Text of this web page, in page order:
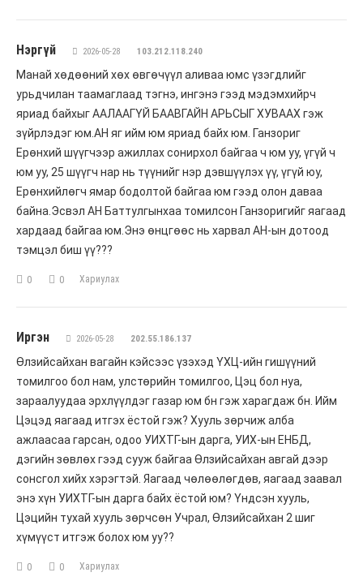
Нэргүй 2026-05-28 103.212.118.240
Манай хөдөөний хөх өвгөчүүл аливаа юмс үзэгдлийг
урьдчилан таамаглаад тэгнэ, ингэнэ гээд мэдэмхийрч
яриад байхыг ААЛААГҮЙ БААВГАЙН АРЬСЫГ ХУВААХ гэж
зүйрлэдэг юм.АН яг ийм юм яриад байх юм. Ганзориг
Ерөнхий шүүгчээр ажиллах сонирхол байгаа ч юм уу, үгүй ч
юм уу, 25 шүүгч нар нь түүнийг нэр дэвшүүлэх үү, үгүй юу,
Ерөнхийлөгч ямар бодолтой байгаа юм гээд олон даваа
байна.Эсвэл АН Баттулгынхаа томилсон Ганзоригийг яагаад
хардаад байгаа юм.Энэ өнцгөөс нь харвал АН-ын дотоод
тэмцэл биш үү???
0 0 Хариулах
Иргэн 2026-05-28 202.55.186.137
Өлзийсайхан вагайн кэйсээс үзэхэд ҮХЦ-ийн гишүүний
томилгоо бол нам, улстөрийн томилгоо, Цэц бол нуа,
зараалуудаа эрхлүүлдэг газар юм бн гэж харагдаж бн. Ийм
Цэцэд яагаад итгэх ёстой гэж? Хууль зөрчиж алба
ажлаасаа гарсан, одоо УИХТГ-ын дарга, УИХ-ын ЕНБД,
дэгийн зөвлөх гээд сууж байгаа Өлзийсайхан авгай дээр
сонсгол хийх хэрэгтэй. Яагаад чөлөөлөгдөв, яагаад заавал
энэ хүн УИХТГ-ын дарга байх ёстой юм? Үндсэн хууль,
Цэцийн тухай хууль зөрчсөн Учрал, Өлзийсайхан 2 шиг
хүмүүст итгэж болох юм уу??
0 0 Хариулах